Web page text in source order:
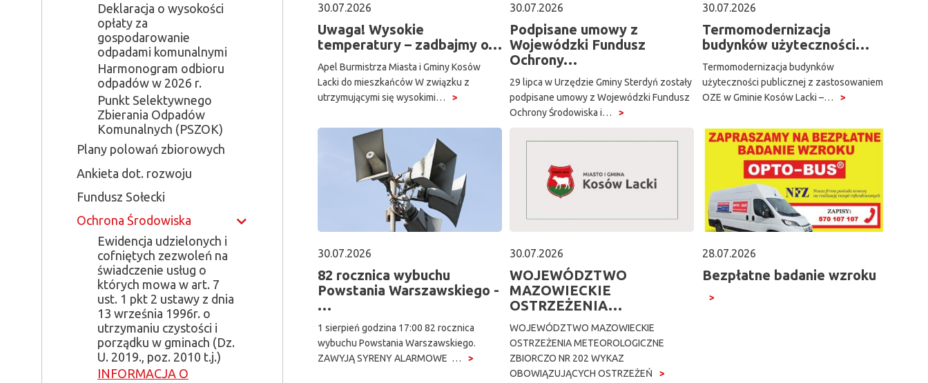
Deklaracja o wysokości
opłaty za
gospodarowanie
odpadami komunalnymi
Harmonogram odbioru
odpadów w 2026 r.
Punkt Selektywnego
Zbierania Odpadów
Komunalnych (PSZOK)
Plany polowań zbiorowych
Ankieta dot. rozwoju
Fundusz Sołecki
Ochrona Środowiska
Ewidencja udzielonych i
cofniętych zezwoleń na
świadczenie usług o
których mowa w art. 7
ust. 1 pkt 2 ustawy z dnia
13 września 1996r. o
utrzymaniu czystości i
porządku w gminach (Dz.
U. 2019., poz. 2010 t.j.)
INFORMACJA O
30.07.2026
Uwaga! Wysokie
temperatury – zadbajmy o…
Apel Burmistrza Miasta i Gminy Kosów
Lacki do mieszkańców W związku z
utrzymującymi się wysokimi…
30.07.2026
Podpisane umowy z
Wojewódzki Fundusz
Ochrony…
29 lipca w Urzędzie Gminy Sterdyń zostały
podpisane umowy z Wojewódzki Fundusz
Ochrony Środowiska i…
30.07.2026
Termomodernizacja
budynków użyteczności…
Termomodernizacja budynków
użyteczności publicznej z zastosowaniem
OZE w Gminie Kosów Lacki –…
30.07.2026
82 rocznica wybuchu
Powstania Warszawskiego -
…
1 sierpień godzina 17:00 82 rocznica
wybuchu Powstania Warszawskiego.
ZAWYJĄ SYRENY ALARMOWE …
30.07.2026
WOJEWÓDZTWO
MAZOWIECKIE
OSTRZEŻENIA…
WOJEWÓDZTWO MAZOWIECKIE
OSTRZEŻENIA METEOROLOGICZNE
ZBIORCZO NR 202 WYKAZ
OBOWIĄZUJĄCYCH OSTRZEŻEŃ
28.07.2026
Bezpłatne badanie wzroku